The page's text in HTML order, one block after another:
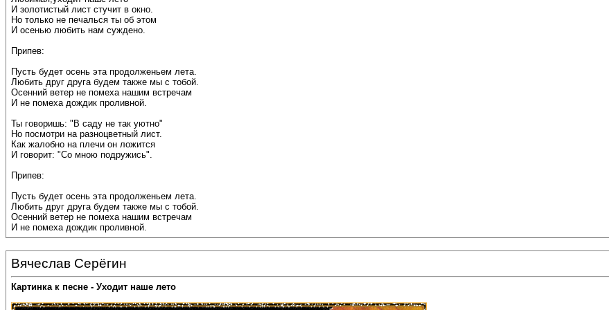
И золотистый лист стучит в окно.
Но только не печалься ты об этом
И осенью любить нам суждено.
Припев:
Пусть будет осень эта продолженьем лета.
Любить друг друга будем также мы с тобой.
Осенний ветер не помеха нашим встречам
И не помеха дождик проливной.
Ты говоришь: "В саду не так уютно"
Но посмотри на разноцветный лист.
Как жалобно на плечи он ложится
И говорит: "Со мною подружись".
Припев:
Пусть будет осень эта продолженьем лета.
Любить друг друга будем также мы с тобой.
Осенний ветер не помеха нашим встречам
И не помеха дождик проливной.
Вячеслав Серёгин
Картинка к песне - Уходит наше лето